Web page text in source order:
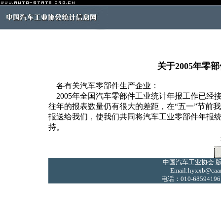
关于2005年零
各有关汽车零部件生产企业：
2005年全国汽车零部件工业统计年报工作已经
往年的报表数量仍有很大的差距，在“五一”节前
报送给我们，使我们共同将汽车工业零部件年报
持。
中国汽车工业协会
电话：010-